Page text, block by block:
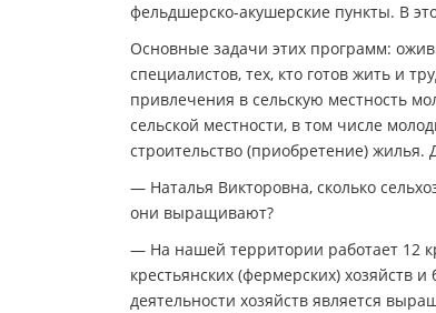
фельдшерско-акушерские пункты. В
Основные задачи этих программ:
специалистов, тех, кто готов жить и
привлечения в сельскую местность
сельской местности, в том числе
строительство (приобретение) жилья.
— Наталья Викторовна, сколько
они выращивают?
— На нашей территории работает 12
крестьянских (фермерских) хозяйств
деятельности хозяйств является